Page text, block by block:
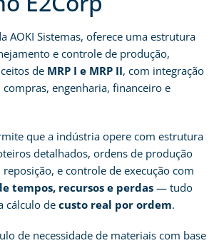
AOKI Sistemas, oferece uma estrutura
e controle de produção,
de MRP I e MRP II, com integração
engenharia, financeiro e
que a indústria opere com estrutura
detalhados, ordens de produção
e controle de execução com
tempos, recursos e perdas — tudo
cálculo de custo real por ordem.
de necessidade de materiais com base